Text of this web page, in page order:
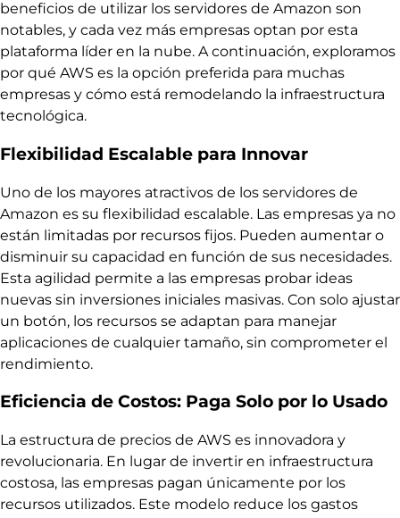
beneficios de utilizar los servidores de Amazon son
notables, y cada vez más empresas optan por esta
plataforma líder en la nube. A continuación, exploramos
por qué AWS es la opción preferida para muchas
empresas y cómo está remodelando la infraestructura
tecnológica.
Flexibilidad Escalable para Innovar
Uno de los mayores atractivos de los servidores de
Amazon es su flexibilidad escalable. Las empresas ya no
están limitadas por recursos fijos. Pueden aumentar o
disminuir su capacidad en función de sus necesidades.
Esta agilidad permite a las empresas probar ideas
nuevas sin inversiones iniciales masivas. Con solo ajustar
un botón, los recursos se adaptan para manejar
aplicaciones de cualquier tamaño, sin comprometer el
rendimiento.
Eficiencia de Costos: Paga Solo por lo Usado
La estructura de precios de AWS es innovadora y
revolucionaria. En lugar de invertir en infraestructura
costosa, las empresas pagan únicamente por los
recursos utilizados. Este modelo reduce los gastos